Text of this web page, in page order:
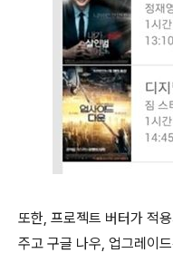
또한, 프로젝트 버터가 적
주고 구글 나우, 업그레이